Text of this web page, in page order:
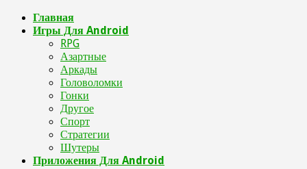
Главная
Игры Для Android
RPG
Азартные
Аркады
Головоломки
Гонки
Другое
Спорт
Стратегии
Шутеры
Приложения Для Android